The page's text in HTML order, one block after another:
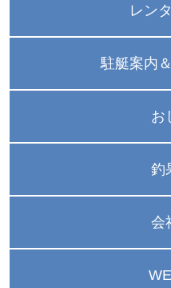
レン
駐艇案内
お
釣
会